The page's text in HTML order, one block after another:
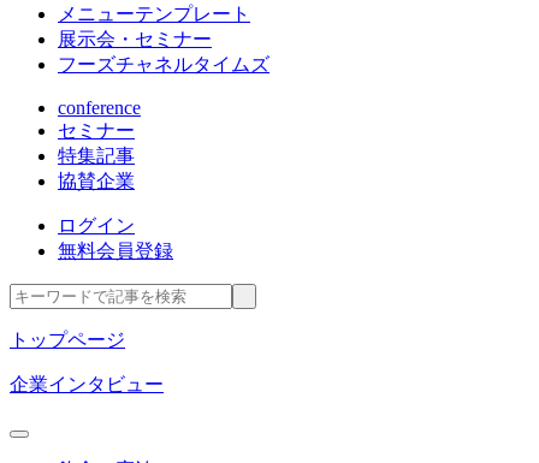
メニューテンプレート
展示会・セミナー
フーズチャネルタイムズ
conference
セミナー
特集記事
協賛企業
ログイン
無料会員登録
トップページ
企業インタビュー